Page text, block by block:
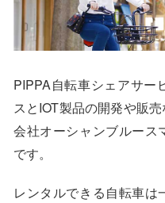
PIPPA自転車シェアサー
スとIOT製品の開発や販
会社オーシャンブルース
です。
レンタルできる自転車